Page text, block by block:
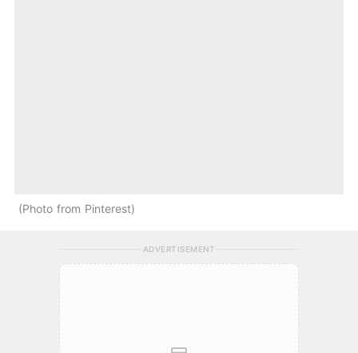
Photo from Pinterest
ADVERTISEMENT